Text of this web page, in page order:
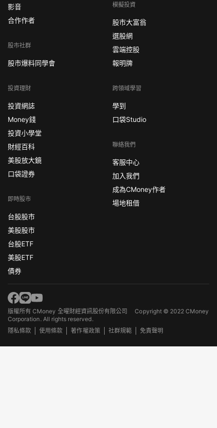
影音
合作作者
股市社群
股市爆料同學會
投資理財
投資網誌
Money錢
投資小學堂
財經百科
美股放大鏡
口袋證券
即時股市
台股股市
美股股市
台股ETF
美股ETF
債券
模擬投資
股市大富翁
選股網
雲端控股
報明牌
跨領域學習
學到
口袋Studio
聯絡我們
客服中心
加入我們
成為CMoney作者
場地租借
版權所有 CMoney 全曜財經資訊股份有限公司Copyright © 2022 CMoney
Corporation. All rights reserved.
隱私條款
使用條款 著作權政策 社群規範 免責聲明